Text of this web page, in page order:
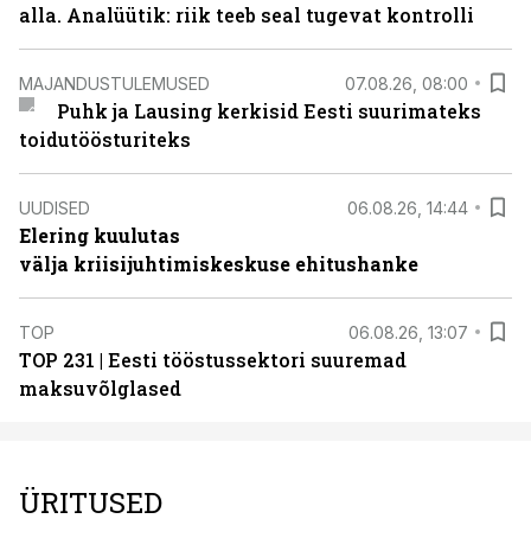
alla. Analüütik: riik teeb seal tugevat kontrolli
MAJANDUSTULEMUSED 07.08.26, 08:00
Puhk ja Lausing kerkisid Eesti suurimateks
toidutöösturiteks
UUDISED 06.08.26, 14:44
Elering kuulutas
välja kriisijuhtimiskeskuse ehitushanke
TOP 06.08.26, 13:07
TOP 231 | Eesti tööstussektori suuremad
maksuvõlglased
ÜRITUSED